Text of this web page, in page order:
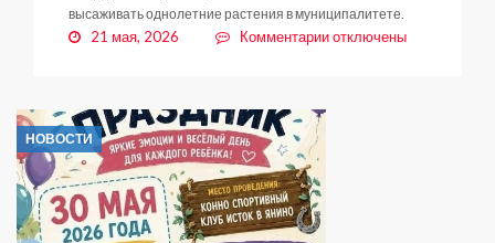
высаживать однолетние растения в муниципалитете.
21 мая, 2026 Комментариикотключены
НОВОСТИ